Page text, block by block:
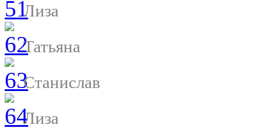
Лиза
Татьяна
Станислав
Лиза